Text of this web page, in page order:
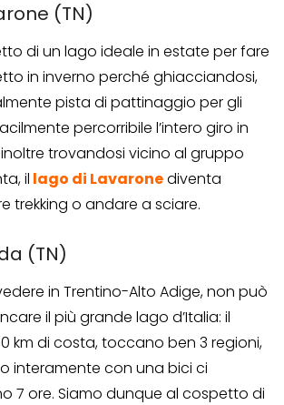
(TN)
di un lago ideale in estate per fare
in inverno perché ghiacciandosi,
pista di pattinaggio per gli
percorribile l’intero giro in
inoltre trovandosi vicino al gruppo
il lago di Lavaronediventa
trekking o andare a sciare.
(TN)
in Trentino-Alto Adige, non può
il più grande lago d’Italia: il
km di costa, toccano ben 3 regioni,
interamente con una bici ci
7 ore. Siamo dunque al cospetto di